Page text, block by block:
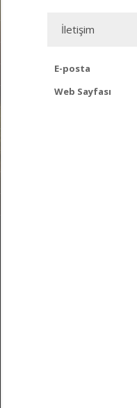
İletişim
E-posta
Web Sayfası